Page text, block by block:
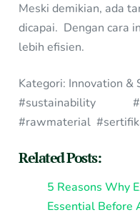
Meski demikian, ada
dicapai. Dengan cara
lebih efisien.
Kategori: Innovation
#sustainability #
#rawmaterial
Related Posts:
5 Reasons Why
Essential Before